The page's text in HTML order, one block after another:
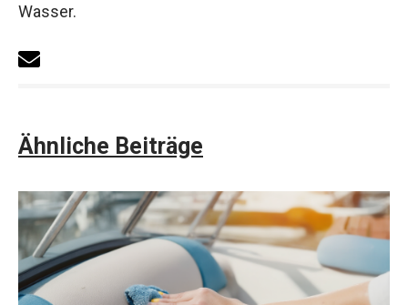
Wasser.
Ähnliche Beiträge